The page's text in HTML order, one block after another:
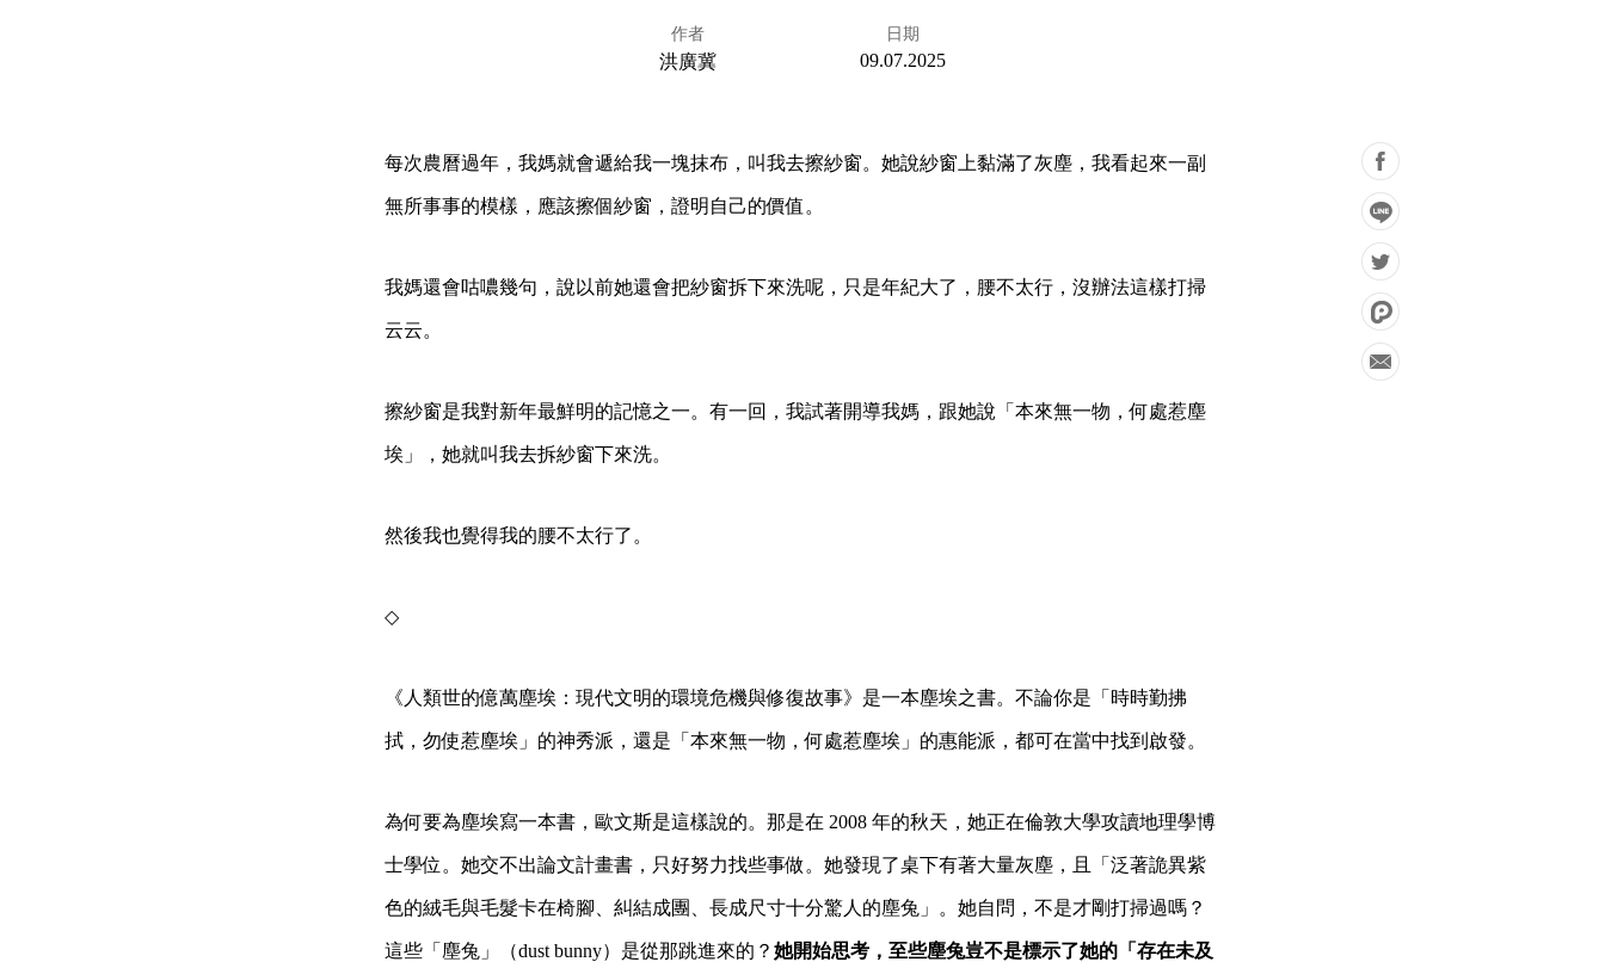
作者
洪廣冀
日期
09.07.2025
每次農曆過年，我媽就會遞給我一塊抹布，叫我去擦紗窗。她說紗窗上黏滿了灰塵，我看起來一副
無所事事的模樣，應該擦個紗窗，證明自己的價值。
我媽還會咕噥幾句，說以前她還會把紗窗拆下來洗呢，只是年紀大了，腰不太行，沒辦法這樣打掃
云云。
擦紗窗是我對新年最鮮明的記憶之一。有一回，我試著開導我媽，跟她說「本來無一物，何處惹塵
埃」，她就叫我去拆紗窗下來洗。
然後我也覺得我的腰不太行了。
◇
《人類世的億萬塵埃：現代文明的環境危機與修復故事》是一本塵埃之書。不論你是「時時勤拂
拭，勿使惹塵埃」的神秀派，還是「本來無一物，何處惹塵埃」的惠能派，都可在當中找到啟發。
為何要為塵埃寫一本書，歐文斯是這樣說的。那是在 2008 年的秋天，她正在倫敦大學攻讀地理學博
士學位。她交不出論文計畫書，只好努力找些事做。她發現了桌下有著大量灰塵，且「泛著詭異紫
色的絨毛與毛髮卡在椅腳、糾結成團、長成尺寸十分驚人的塵兔」。她自問，不是才剛打掃過嗎？
這些「塵兔」（dust bunny）是從那跳進來的？ 她開始思考，至些塵兔豈不是標示了她的「存在未及